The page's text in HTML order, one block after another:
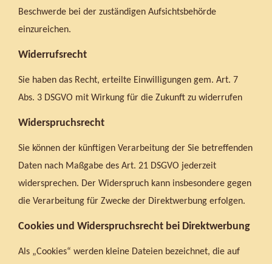
Beschwerde bei der zuständigen Aufsichtsbehörde
einzureichen.
Widerrufsrecht
Sie haben das Recht, erteilte Einwilligungen gem. Art. 7
Abs. 3 DSGVO mit Wirkung für die Zukunft zu widerrufen
Widerspruchsrecht
Sie können der künftigen Verarbeitung der Sie betreffenden
Daten nach Maßgabe des Art. 21 DSGVO jederzeit
widersprechen. Der Widerspruch kann insbesondere gegen
die Verarbeitung für Zwecke der Direktwerbung erfolgen.
Cookies und Widerspruchsrecht bei Direktwerbung
Als „Cookies“ werden kleine Dateien bezeichnet, die auf